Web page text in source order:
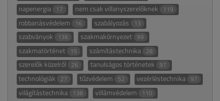
napenergia 17 nem csak villanyszerelőknek 119
robbanásvédelem 16 szabályozás 13
szabványok 136 szakmakörnyezet 99
szakmatörténet 15 számítástechnika 28
szerelők közelről 26 tanulságos történetek 97
technológiák 27 tűzvédelem 52 vezérléstechnika 97
világítástechnika 138 villámvédelem 110